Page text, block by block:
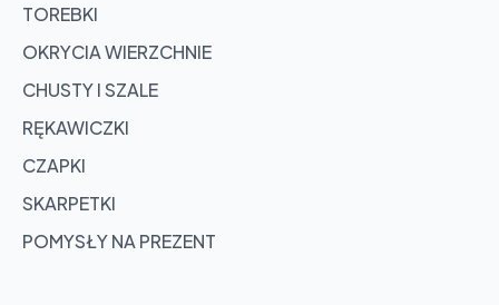
TOREBKI
OKRYCIA WIERZCHNIE
CHUSTY I SZALE
RĘKAWICZKI
CZAPKI
SKARPETKI
POMYSŁY NA PREZENT